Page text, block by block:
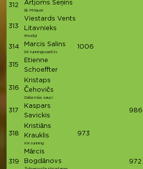
312 Artjoms Seņins
Sk Mitauer
313
Viestards Vents
Litavnieks
Printful
314 Marcis Salins
SK runningcoach.lv
1006
315
Etienne
Schoeffter
316
Kristaps
Čehovičs
Daba mūs sauc!
317
Kaspars
Savickis
986
318
Kristiāns
Krauklis
KK running
973
319
Mārcis
Bogdānovs
972